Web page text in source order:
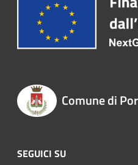
Comune di
SEGUICI SU